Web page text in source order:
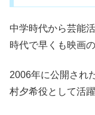
中学時代から芸能
時代で早くも映画
2006年に公開され
村夕希役として活躍